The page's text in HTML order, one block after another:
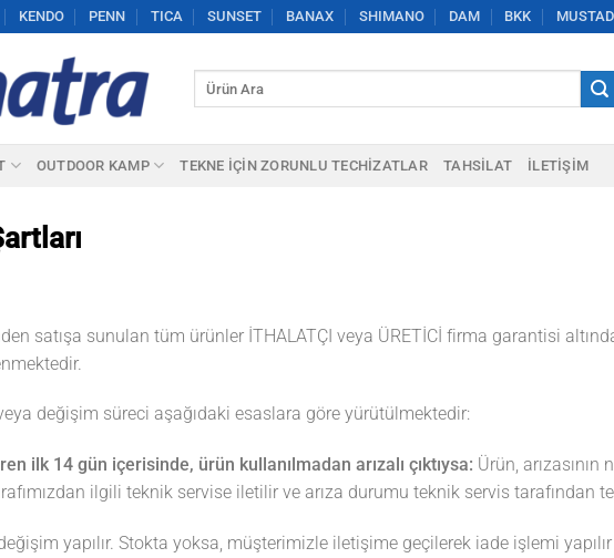
KENDO PENN TICA SUNSET BANAX SHIMANO DAM BKK MUSTAD
Ara:
OUTDOOR KAMP TEKNE IÇIN ZORUNLU TECHIZATLAR TAHSILAT İLETIŞIM
satışa sunulan tüm ürünler İTHALATÇI veya ÜRETİCİ firma garantisi
değişim süreci aşağıdaki esaslara göre yürütülmektedir:
ilk 14 gün içerisinde, ürün kullanılmadan arızalı çıktıysa: Ürün,
ilgili teknik servise iletilir ve arıza durumu teknik servis tarafından
yapılır. Stokta yoksa, müşterimizle iletişime geçilerek iade işlemi